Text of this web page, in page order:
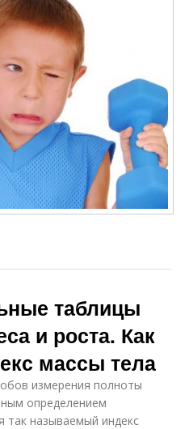
таблицы
и роста. Как
массы тела
измерения полноты
определением
так называемый индекс